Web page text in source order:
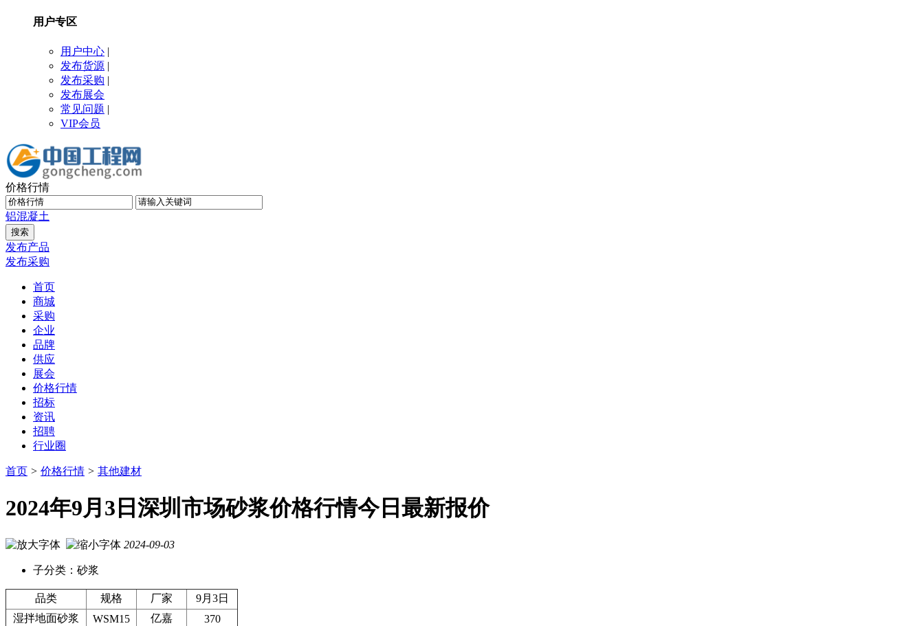
用户专区
用户中心 |
发布货源 |
发布采购 |
发布展会
常见问题 |
VIP会员
价格行情
铝混凝土
发布产品
发布采购
首页
商城
采购
企业
品牌
供应
展会
价格行情
招标
资讯
招聘
行业圈
首页 > 价格行情 > 其他建材
2024年9月3日深圳市场砂浆价格行情今日最新报价
2024-09-03
子分类：砂浆
品类 规格 厂家
9月3日
湿拌地面砂浆
WSM15 亿嘉
370